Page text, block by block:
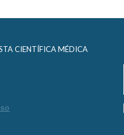
CIENTÍFICA MÉDICA